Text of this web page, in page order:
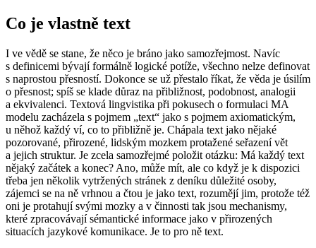
Co je vlastně text
I ve vědě se stane, že něco je bráno jako samozřejmost. Navíc
s definicemi bývají formálně logické potíže, všechno nelze definovat
s naprostou přesností. Dokonce se už přestalo říkat, že věda je úsilím
o přesnost; spíš se klade důraz na přibližnost, podobnost, analogii
a ekvivalenci. Textová lingvistika při pokusech o formulaci MA
modelu zacházela s pojmem „text“ jako s pojmem axiomatickým,
u něhož každý ví, co to přibližně je. Chápala text jako nějaké
pozorované, přirozené, lidským mozkem protažené seřazení vět
a jejich struktur. Je zcela samozřejmé položit otázku: Má každý text
nějaký začátek a konec? Ano, může mít, ale co když je k dispozici
třeba jen několik vytržených stránek z deníku důležité osoby,
zájemci se na ně vrhnou a čtou je jako text, rozumějí jim, protože též
oni je protahují svými mozky a v činnosti tak jsou mechanismy,
které zpracovávají sémantické informace jako v přirozených
situacích jazykové komunikace. Je to pro ně text.